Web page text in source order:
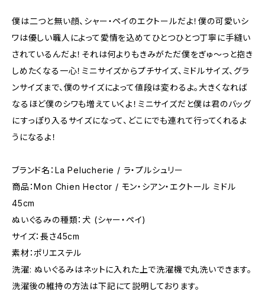
僕は二つと無い顔、シャー・ペイのエクトールだよ！僕の可愛いシ
ワは優しい職人によって愛情を込めてひとつひとつ丁寧に手縫い
されているんだよ！それは何よりもきみがただ僕をぎゅ〜っと抱き
しめたくなる一心！ミニサイズからプチサイズ、ミドルサイズ、グラ
ンサイズまで、僕のサイズによって値段は変わるよ。大きくなれば
なるほど僕のシワも増えていくよ！ミニサイズだと僕は君のバッグ
にすっぽり入るサイズになって、どこにでも連れて行ってくれるよ
うになるよ！
ブランド名：La Pelucherie / ラ・プルシュリー
商品：Mon Chien Hector / モン・シアン・エクトール ミドル
45cm
ぬいぐるみの種類：犬 (シャー・ペイ)
サイズ：長さ45cm
素材：ポリエステル
洗濯: ぬいぐるみはネットに入れた上で洗濯機で丸洗いできます。
洗濯後の維持の方法は下記にて説明しております。